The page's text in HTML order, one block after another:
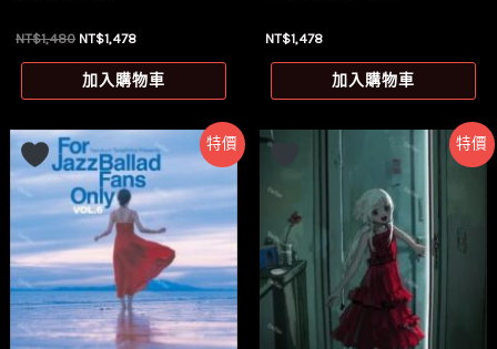
NT$1,480 原
價
格：
NT$1,478目
價
格：
加入購物車
NT$1,478
加入購物車
特價 特價